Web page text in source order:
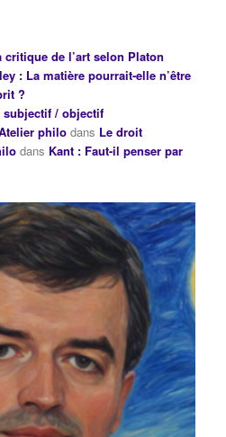
de l’art selon Platon
: La matière pourrait-elle n’être
?
/ objectif
philo dans Le droit
dans Kant : Faut-il penser par